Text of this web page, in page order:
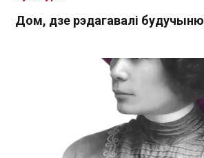
Дом, дзе рэдагавалі будучыню